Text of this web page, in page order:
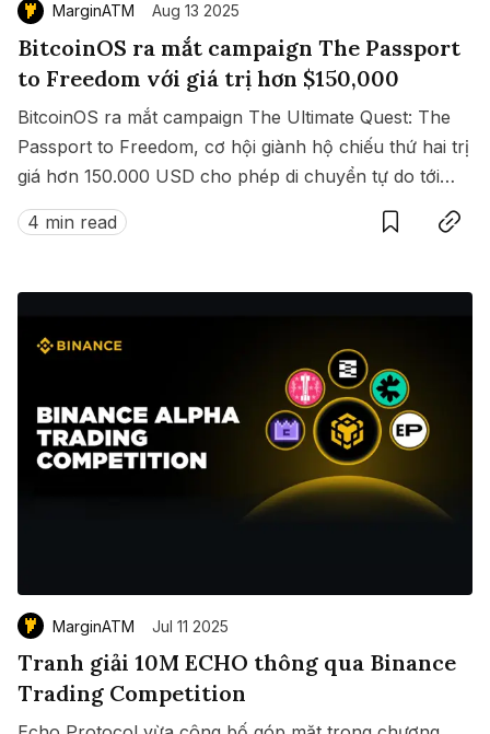
MarginATM Aug 13 2025
BitcoinOS ra mắt campaign The Passport
to Freedom với giá trị hơn $150,000
BitcoinOS ra mắt campaign The Ultimate Quest: The
Passport to Freedom, cơ hội giành hộ chiếu thứ hai trị
giá hơn 150.000 USD cho phép di chuyển tự do tới
hàng loạt quốc gia không cần visa.
4 min read
SaveCopy link
MarginATM Jul 11 2025
Tranh giải 10M ECHO thông qua Binance
Trading Competition